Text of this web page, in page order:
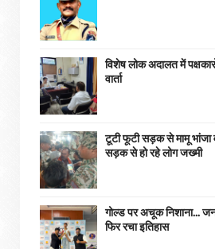
विशेष लोक अदालत में
वार्ता
टूटी फूटी सड़क से मामू भांजा
सड़क से हो रहे लोग जख्मी
गोल्ड पर अचूक निशाना...
फिर रचा इतिहास